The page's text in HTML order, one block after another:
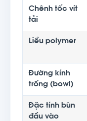
Chênh tốc vít
tải
Liều polymer
Đường kính
trống (bowl)
Đặc tính bùn
đầu vào